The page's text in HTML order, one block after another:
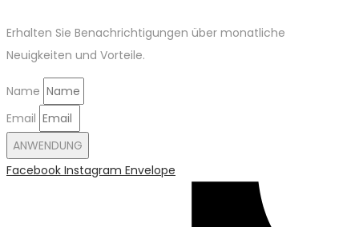
Erhalten Sie Benachrichtigungen über monatliche
Neuigkeiten und Vorteile.
Name
Email
ANWENDUNG
Facebook Instagram Envelope